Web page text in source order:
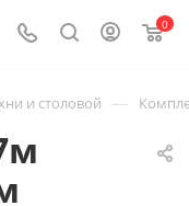
0
и столовой —